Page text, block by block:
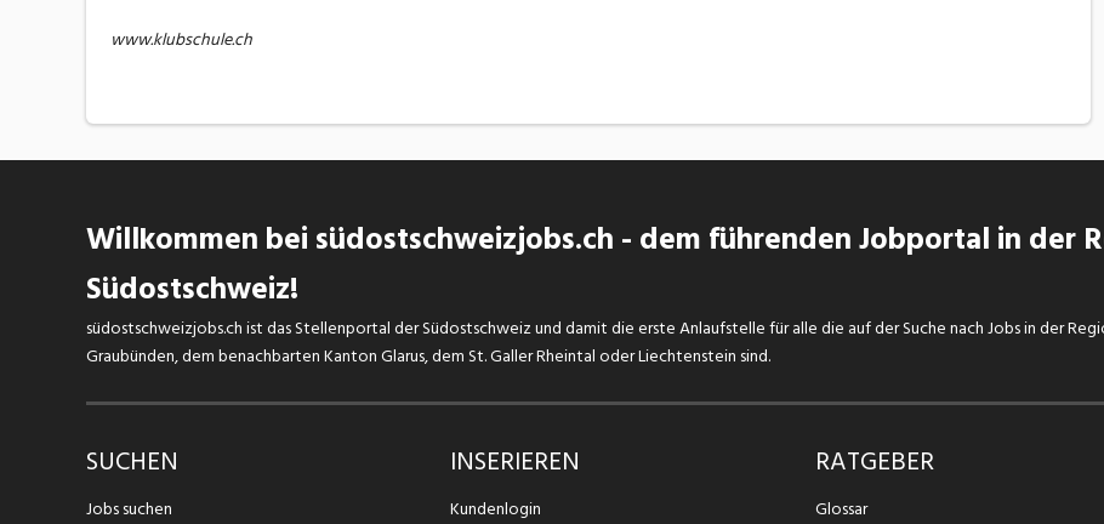
www.klubschule.ch
Willkommen bei südostschweizjobs.ch - dem führenden Jobportal in der
Südostschweiz!
südostschweizjobs.ch ist das Stellenportal der Südostschweiz und damit die erste Anlaufstelle für alle die auf der Suche nach Jobs in der
Graubünden, dem benachbarten Kanton Glarus, dem St. Galler Rheintal oder Liechtenstein sind.
SUCHEN
Jobs suchen
INSERIEREN
Kundenlogin
RATGEBER
Glossar